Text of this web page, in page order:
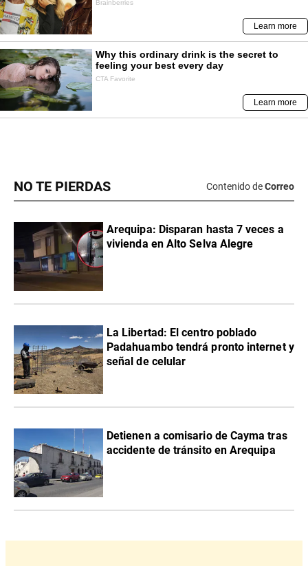
NO TE PIERDAS Contenido deCorreo
Arequipa: Disparan hasta 7 veces a
vivienda en Alto Selva Alegre
La Libertad: El centro poblado
Padahuambo tendrá pronto internet y
señal de celular
Detienen a comisario de Cayma tras
accidente de tránsito en Arequipa